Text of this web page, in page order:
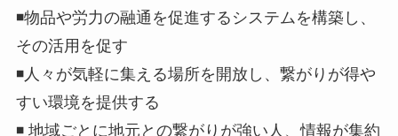
◾物品や労力の融通を促進するシステムを構築し、
その活用を促す
◾人々が気軽に集える場所を開放し、繋がりが得や
すい環境を提供する
◾ 地域ごとに地元との繋がりが強い人、情報が集約